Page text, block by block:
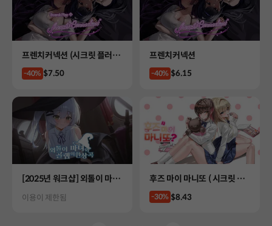
Product
프렌치커넥션 (시크릿 플러
스)
-40% Price
$7.50
Product
프렌치커넥션
-40% Price
$6.15
Product
[2025년 워크샵] 외톨이 마녀
Status
이용이 제한됨
Product
후즈 마이 마니또 ( 시크릿 플
러스 )
-30% Price
$8.43